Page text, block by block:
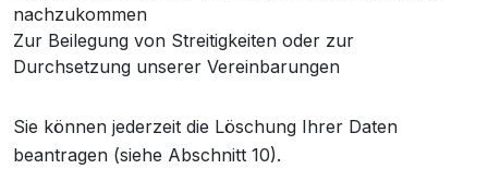
nachzukommen
Zur Beilegung von Streitigkeiten oder zur
Durchsetzung unserer Vereinbarungen
Sie können jederzeit die Löschung Ihrer Daten
beantragen (siehe Abschnitt 10).